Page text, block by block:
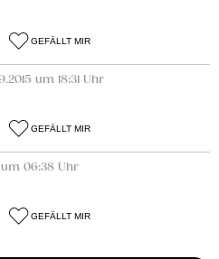
GEFÄLLT MIR
um 18:31 Uhr
GEFÄLLT MIR
um 06:38 Uhr
GEFÄLLT MIR